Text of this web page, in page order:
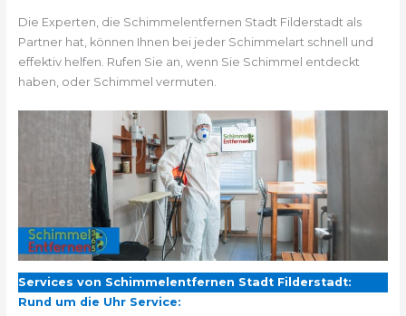
Die Experten, die Schimmelentfernen Stadt Filderstadt als
Partner hat, können Ihnen bei jeder Schimmelart schnell und
effektiv helfen. Rufen Sie an, wenn Sie Schimmel entdeckt
haben, oder Schimmel vermuten.
Services von Schimmelentfernen Stadt Filderstadt:
Rund um die Uhr Service: